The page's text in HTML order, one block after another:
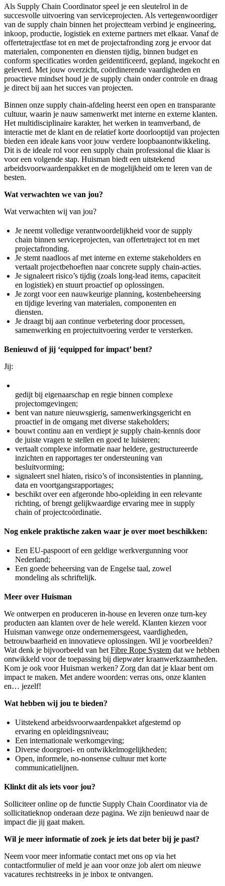
Als Supply Chain Coordinator speel je een sleutelrol in de
succesvolle uitvoering van serviceprojecten. Als vertegenwoordiger
van de supply chain binnen het projectteam verbind je engineering,
inkoop, productie, logistiek en externe partners met elkaar. Vanaf de
offertetrajectfase tot en met de projectafronding zorg je ervoor dat
materialen, componenten en diensten tijdig, binnen budget en
conform specificaties worden geïdentificeerd, gepland, ingekocht en
geleverd. Met jouw overzicht, coördinerende vaardigheden en
proactieve mindset houd je de supply chain onder controle en draag
je direct bij aan het succes van projecten.
Binnen onze supply chain-afdeling heerst een open en transparante
cultuur, waarin je nauw samenwerkt met interne en externe klanten.
Het multidisciplinaire karakter, het werken in teamverband, de
interactie met de klant en de relatief korte doorlooptijd van projecten
bieden een ideale kans voor jouw verdere loopbaanontwikkeling.
Dit is de ideale rol voor een supply chain professional die klaar is
voor een volgende stap. Huisman biedt een uitstekend
arbeidsvoorwaardenpakket en de mogelijkheid om te leren van de
besten.
Wat verwachten we van jou?
Wat verwachten wij van jou?
Je neemt volledige verantwoordelijkheid voor de supply
chain binnen serviceprojecten, van offertetraject tot en met
projectafronding.
Je stemt naadloos af met interne en externe stakeholders en
vertaalt projectbehoeften naar concrete supply chain-acties.
Je signaleert risico’s tijdig (zoals long-lead items, capaciteit
en logistiek) en stuurt proactief op oplossingen.
Je zorgt voor een nauwkeurige planning, kostenbeheersing
en tijdige levering van materialen, componenten en
diensten.
Je draagt bij aan continue verbetering door processen,
samenwerking en projectuitvoering verder te versterken.
Benieuwd of jij ‘equipped for impact’ bent?
Jij:
gedijt bij eigenaarschap en regie binnen complexe
projectomgevingen;
bent van nature nieuwsgierig, samenwerkingsgericht en
proactief in de omgang met diverse stakeholders;
bouwt continu aan en verdiept je supply chain-kennis door
de juiste vragen te stellen en goed te luisteren;
vertaalt complexe informatie naar heldere, gestructureerde
inzichten en rapportages ter ondersteuning van
besluitvorming;
signaleert snel hiaten, risico’s of inconsistenties in planning,
data en voortgangsrapportages;
beschikt over een afgeronde hbo-opleiding in een relevante
richting, of brengt gelijkwaardige ervaring mee in supply
chain of projectcoördinatie.
Nog enkele praktische zaken waar je over moet beschikken:
Een EU-paspoort of een geldige werkvergunning voor
Nederland;
Een goede beheersing van de Engelse taal, zowel
mondeling als schriftelijk.
Meer over Huisman
We ontwerpen en produceren in-house en leveren onze turn-key
producten aan klanten over de hele wereld. Klanten kiezen voor
Huisman vanwege onze ondernemersgeest, vaardigheden,
betrouwbaarheid en innovatieve oplossingen. Wil je voorbeelden?
Wat denk je bijvoorbeeld van het Fibre Rope System dat we hebben
ontwikkeld voor de toepassing bij diepwater kraanwerkzaamheden.
Kom je ook voor Huisman werken? Zorg dan dat je klaar bent om
impact te maken. Met andere woorden: verras ons, onze klanten
en… jezelf!
Wat hebben wij jou te bieden?
Uitstekend arbeidsvoorwaardenpakket afgestemd op
ervaring en opleidingsniveau;
Een internationale werkomgeving;
Diverse doorgroei- en ontwikkelmogelijkheden;
Open, informele, no-nonsense cultuur met korte
communicatielijnen.
Klinkt dit als iets voor jou?
Solliciteer online op de functie Supply Chain Coordinator via de
sollicitatieknop onderaan deze pagina. We zijn benieuwd naar de
impact die jij gaat maken.
Wil je meer informatie of zoek je iets dat beter bij je past?
Neem voor meer informatie contact met ons op via het
contactformulier of meld je aan voor onze job alert om nieuwe
vacatures rechtstreeks in je inbox te ontvangen.